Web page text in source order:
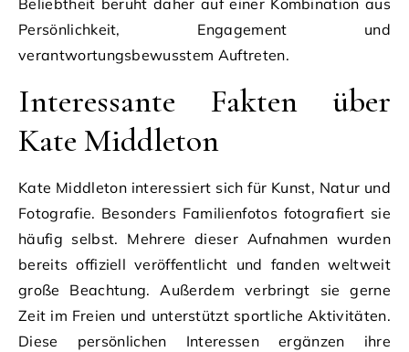
Persönlichkeit, Engagement und
verantwortungsbewusstem Auftreten.
Interessante Fakten über
Kate Middleton
Kate Middleton interessiert sich für Kunst, Natur und
Fotografie. Besonders Familienfotos fotografiert sie
häufig selbst. Mehrere dieser Aufnahmen wurden
bereits offiziell veröffentlicht und fanden weltweit
große Beachtung. Außerdem verbringt sie gerne
Zeit im Freien und unterstützt sportliche Aktivitäten.
Diese persönlichen Interessen ergänzen ihre